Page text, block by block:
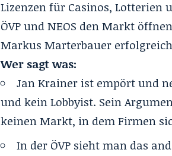
Lizenzen für Casinos, Lotterien
ÖVP und NEOS den Markt
Markus Marterbauer
Wer sagt was:
Jan Krainer ist empört und
und kein Lobbyist. Sein
keinen Markt, in dem Firmen
In der ÖVP sieht man das